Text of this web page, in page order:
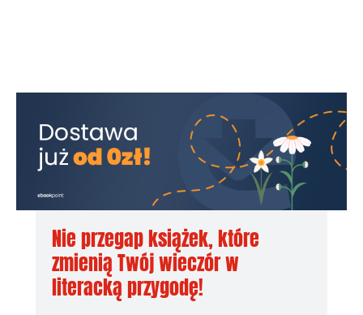
Nie przegap książek, które
zmienią Twój wieczór w
literacką przygodę!